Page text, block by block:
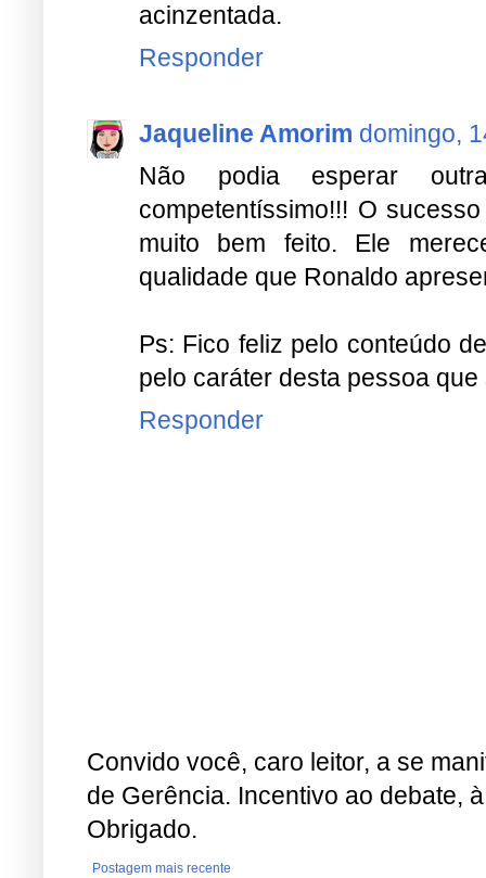
acinzentada.
Responder
Jaqueline Amorim domingo,
Não podia esperar
competentíssimo!!! O
muito bem feito. Ele
qualidade que Ronaldo
Ps: Fico feliz pelo conteúdo
pelo caráter desta pessoa
Responder
Convido você, caro leitor, a se
de Gerência. Incentivo ao debate,
Obrigado.
Postagem mais recente